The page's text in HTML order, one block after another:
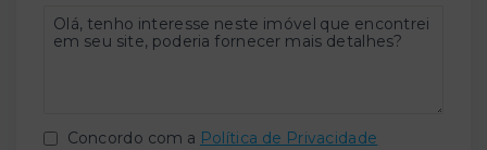
Concordo com a Política de Privacidade